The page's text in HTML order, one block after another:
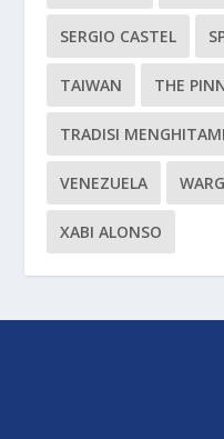
SERGIO CASTEL
TAIWAN THE
TRADISI
VENEZUELA
XABI ALONSO